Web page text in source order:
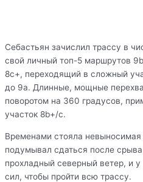
Себастьян зачислил трассу в
свой личный топ-5 маршрутов
8c+, переходящий в сложный
до 9a. Длинные, мощные
поворотом на 360 градусов,
участок 8b+/c.
Временами стояла
подумывал сдаться после
прохладный северный ветер, и
сил, чтобы пройти всю трассу.